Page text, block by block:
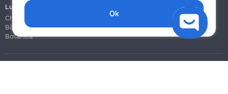
Ok
Lucrări de construcție și instalare
Chișinău
Bălți
Botanica